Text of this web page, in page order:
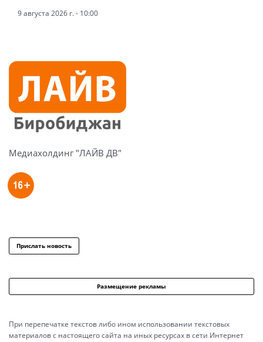
9 августа 2026 г. - 10:00
Медиахолдинг "ЛАЙВ ДВ"
Прислать новость
Размещение рекламы
При перепечатке текстов либо ином использовании текстовых
материалов с настоящего сайта на иных ресурсах в сети Интернет